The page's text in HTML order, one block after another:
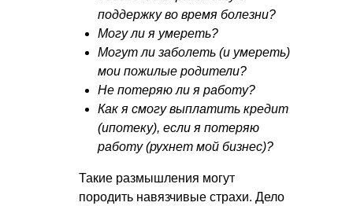
поддержку во время болезни?
Могу ли я умереть?
Могут ли заболеть (и умереть)
мои пожилые родители?
Не потеряю ли я работу?
Как я смогу выплатить кредит
(ипотеку), если я потеряю
работу (рухнет мой бизнес)?
Такие размышления могут
породить навязчивые страхи. Дело